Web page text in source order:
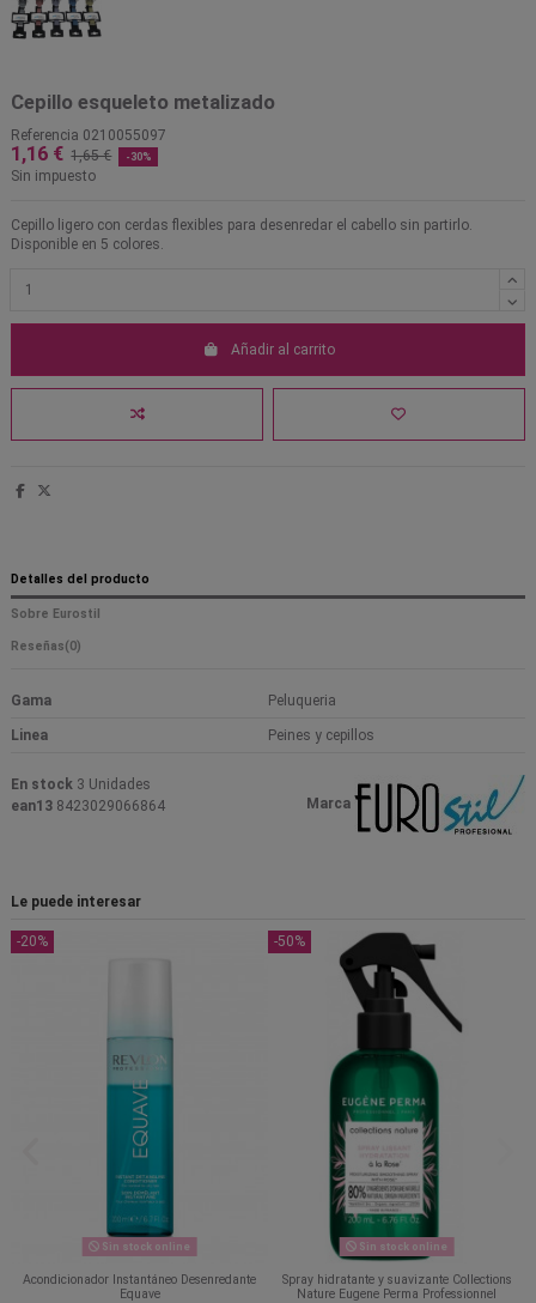
Cepillo esqueleto metalizado
Referencia 0210055097
1,16 € 1,65 € -30%
Sin impuesto
Cepillo ligero con cerdas flexibles para desenredar el cabello sin partirlo.
Disponible en 5 colores.
Añadir al carrito
Detalles del producto
Sobre Eurostil
Reseñas(0)
Gama Peluqueria
Linea Peines y cepillos
Marca
En stock 3 Unidades
ean13 8423029066864
Le puede interesar
-20%
Sin stock online
Acondicionador Instantáneo Desenredante
Equave
-50%
Sin stock online
Spray hidratante y suavizante Collections
Nature Eugene Perma Professionnel